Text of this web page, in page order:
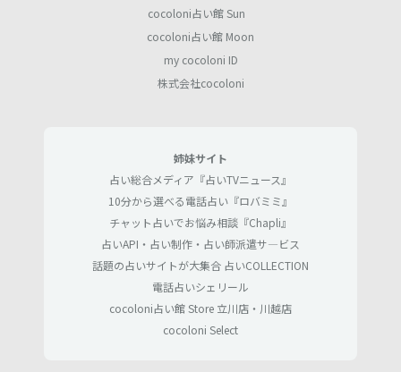
cocoloni占い館 Sun
cocoloni占い館 Moon
my cocoloni ID
株式会社cocoloni
姉妹サイト
占い総合メディア『占いTVニュース』
10分から選べる電話占い『ロバミミ』
チャット占いでお悩み相談『Chapli』
占いAPI・占い制作・占い師派遣サ―ビス
話題の占いサイトが大集合 占いCOLLECTION
電話占いシェリール
cocoloni占い館 Store 立川店・川越店
cocoloni Select